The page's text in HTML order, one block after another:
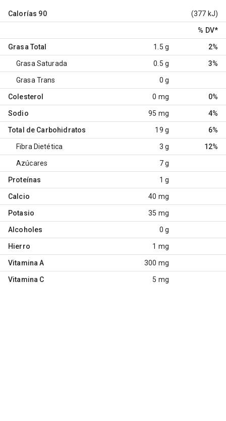
Calorías 90 (377 kJ)
% DV*
Grasa Total 1.5 g 2%
Grasa Saturada 0.5 g 3%
Grasa Trans 0 g
Colesterol 0 mg 0%
Sodio 95 mg 4%
Total de Carbohidratos 19 g 6%
Fibra Dietética 3 g 12%
Azúcares 7 g
Proteínas 1 g
Calcio 40 mg
Potasio 35 mg
Alcoholes 0 g
Hierro 1 mg
Vitamina A 300 mg
Vitamina C 5 mg